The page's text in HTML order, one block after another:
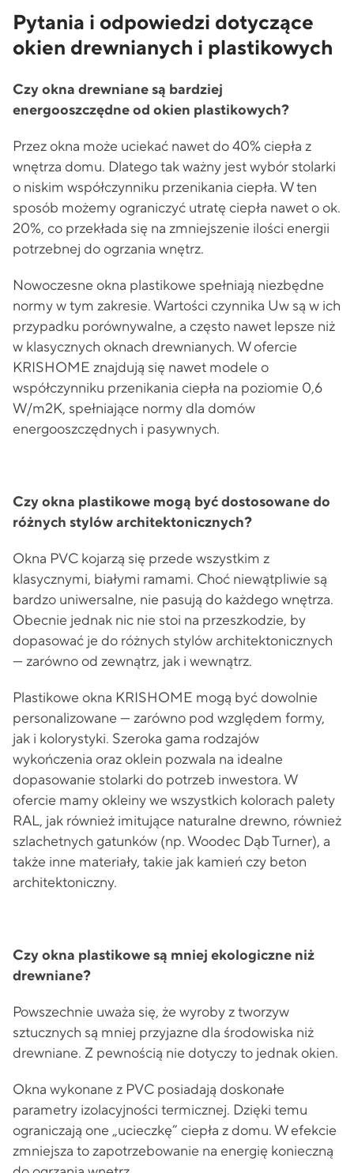
Pytania i odpowiedzi dotyczące
okien drewnianych i plastikowych
Czy okna drewniane są bardziej
energooszczędne od okien plastikowych?
Przez okna może uciekać nawet do 40% ciepła z
wnętrza domu. Dlatego tak ważny jest wybór stolarki
o niskim współczynniku przenikania ciepła. W ten
sposób możemy ograniczyć utratę ciepła nawet o ok.
20%, co przekłada się na zmniejszenie ilości energii
potrzebnej do ogrzania wnętrz.
Nowoczesne okna plastikowe spełniają niezbędne
normy w tym zakresie. Wartości czynnika Uw są w ich
przypadku porównywalne, a często nawet lepsze niż
w klasycznych oknach drewnianych. W ofercie
KRISHOME znajdują się nawet modele o
współczynniku przenikania ciepła na poziomie 0,6
W/m2K, spełniające normy dla domów
energooszczędnych i pasywnych.
Czy okna plastikowe mogą być dostosowane do
różnych stylów architektonicznych?
Okna PVC kojarzą się przede wszystkim z
klasycznymi, białymi ramami. Choć niewątpliwie są
bardzo uniwersalne, nie pasują do każdego wnętrza.
Obecnie jednak nic nie stoi na przeszkodzie, by
dopasować je do różnych stylów architektonicznych
— zarówno od zewnątrz, jak i wewnątrz.
Plastikowe okna KRISHOME mogą być dowolnie
personalizowane — zarówno pod względem formy,
jak i kolorystyki. Szeroka gama rodzajów
wykończenia oraz oklein pozwala na idealne
dopasowanie stolarki do potrzeb inwestora. W
ofercie mamy okleiny we wszystkich kolorach palety
RAL, jak również imitujące naturalne drewno, również
szlachetnych gatunków (np. Woodec Dąb Turner), a
także inne materiały, takie jak kamień czy beton
architektoniczny.
Czy okna plastikowe są mniej ekologiczne niż
drewniane?
Powszechnie uważa się, że wyroby z tworzyw
sztucznych są mniej przyjazne dla środowiska niż
drewniane. Z pewnością nie dotyczy to jednak okien.
Okna wykonane z PVC posiadają doskonałe
parametry izolacyjności termicznej. Dzięki temu
ograniczają one „ucieczkę” ciepła z domu. W efekcie
zmniejsza to zapotrzebowanie na energię konieczną